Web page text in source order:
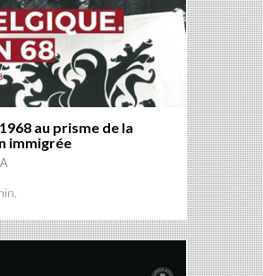
au prisme de la
immigrée